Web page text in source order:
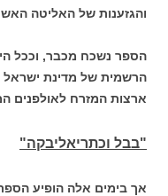
והגזענות של האליטה
הספר נשכח מכבר, וככל
הרשמית של מדינת ישראל
ארצות המזרח לאולפנים
"בבל וכתריאליבקה"
אך בימים אלה הופיע